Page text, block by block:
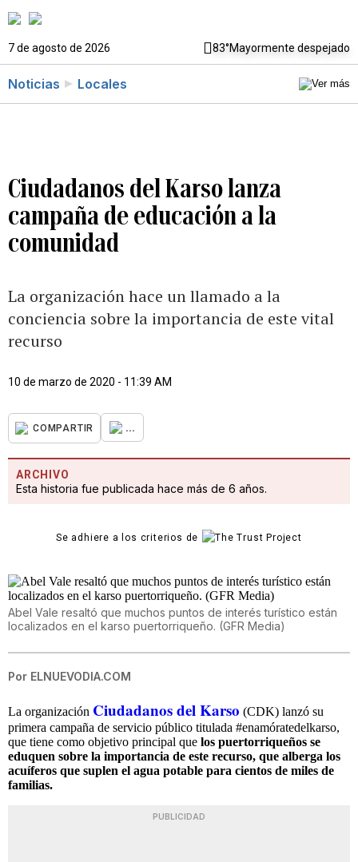
7 de agosto de 2026 83°Mayormente despejado
Noticias Locales
Ciudadanos del Karso lanza
campaña de educación a la
comunidad
La organización hace un llamado a la
conciencia sobre la importancia de este vital
recurso
10 de marzo de 2020 - 11:39 AM
COMPARTIR ...
ARCHIVO
Esta historia fue publicada hace más de 6 años.
Se adhiere a los criterios de
Abel Vale resaltó que muchos puntos de interés turístico están
localizados en el karso puertorriqueño. (GFR Media)
Por ELNUEVODIA.COM
La organización Ciudadanos del Karso (CDK) lanzó su
primera campaña de servicio público titulada #enamóratedelkarso,
que tiene como objetivo principal que los puertorriqueños se
eduquen sobre la importancia de este recurso, que alberga los
acuíferos que suplen el agua potable para cientos de miles de
familias.
PUBLICIDAD